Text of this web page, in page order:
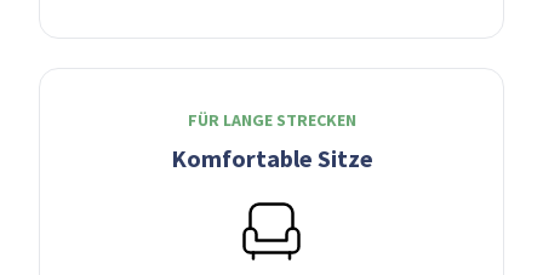
FÜR LANGE STRECKEN
Komfortable Sitze